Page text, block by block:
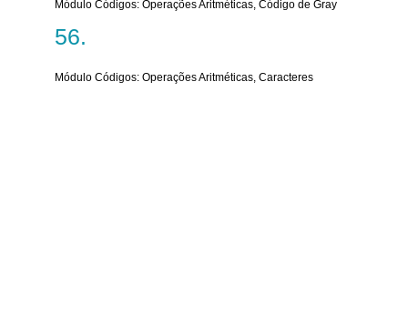
Módulo Códigos: Operações Aritméticas, Código de Gray
Módulo Códigos: Operações Aritméticas, Caracteres